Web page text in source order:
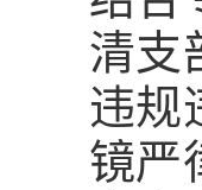
清支
违规
镜严